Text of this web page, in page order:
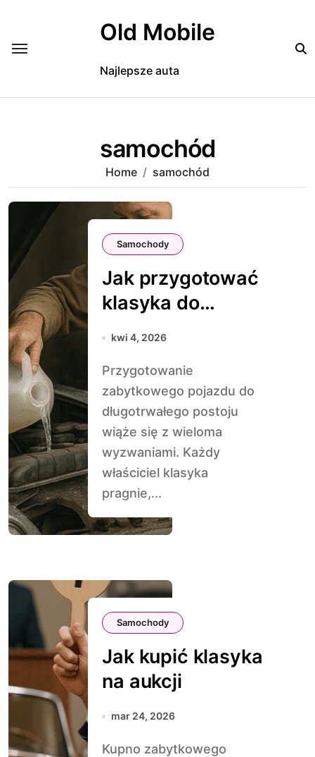
Old Mobile
Najlepsze auta
samochód
Home samochód
Samochody
Jak przygotować
klasyka do
zimowego snu
kwi 4, 2026
Przygotowanie
zabytkowego pojazdu do
długotrwałego postoju
wiąże się z wieloma
wyzwaniami. Każdy
właściciel klasyka
pragnie,...
Samochody
Jak kupić klasyka
na aukcji
mar 24, 2026
Kupno zabytkowego